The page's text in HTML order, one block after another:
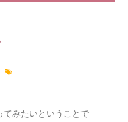
てみたいということで